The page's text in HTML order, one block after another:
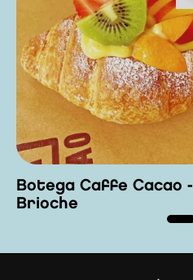
Botega Caffe Cacao -
Brioche